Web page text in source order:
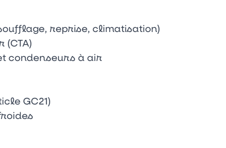
reprise, climatisation)
condenseurs à air
GC21)